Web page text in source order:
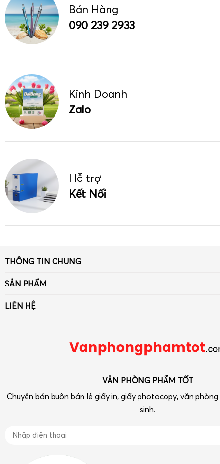
Bán Hàng
090 239 2933
Kinh Doanh
Zalo
Hỗ trợ
Kết Nối
VĂN PHÒNG PHẨM TỐT
Chuyên bán buôn bán lẻ giấy in, giấy photocopy, văn
sinh.
LIÊN HỆ
vpptot@gmail.com
SẢN PHẨM
Bút viết - Mực viết
Thiết bị VP-Hóa Mỹ Phẩm-Tạp phẩm
THÔNG TIN CHUNG
Liên hệ - Góp ý
Tra cứu hóa đơn điện tử